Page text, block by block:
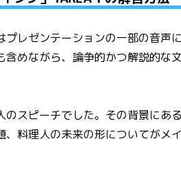
プレゼンテーションの一部の音声
含めながら、論争的かつ解説的な
のスピーチでした。その背景にあ
、料理人の未来の形についてがメ